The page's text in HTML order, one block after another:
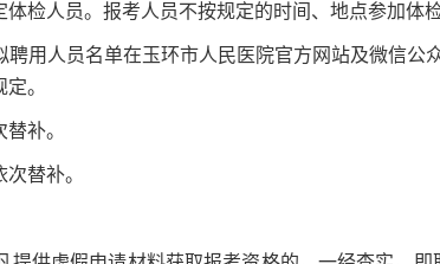
检人员。报考人员不按规定的时间、地点参加体
聘用人员名单在玉环市人民医院官方 网站及微信公
。
补。
替补。